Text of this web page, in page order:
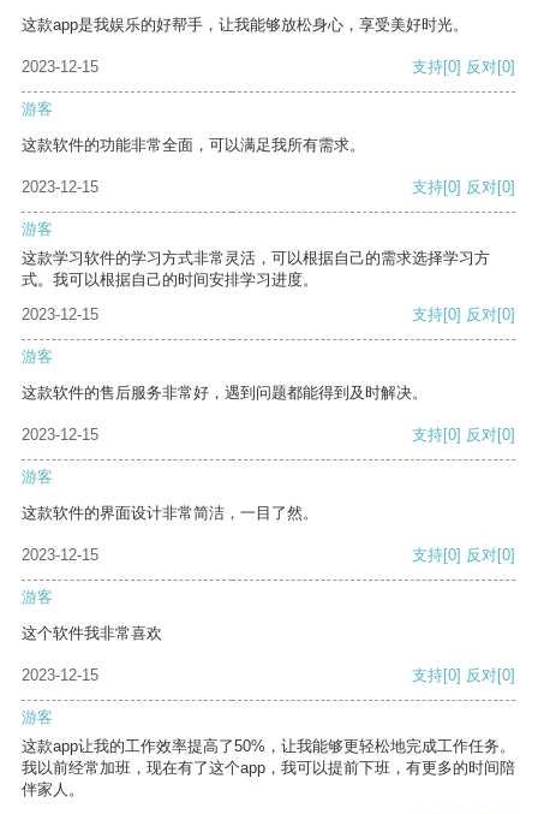
这款app是我娱乐的好帮手，让我能够放松身心，享受美好时光。
2023-12-15 支持[0] 反对[0]
游客
这款软件的功能非常全面，可以满足我所有需求。
2023-12-15 支持[0] 反对[0]
游客
这款学习软件的学习方式非常灵活，可以根据自己的需求选择学习方
式。我可以根据自己的时间安排学习进度。
2023-12-15
支持[0] 反对[0]
游客
这款软件的售后服务非常好，遇到问题都能得到及时解决。
2023-12-15 支持[0] 反对[0]
游客
这款软件的界面设计非常简洁，一目了然。
2023-12-15 支持[0] 反对[0]
游客
这个软件我非常喜欢
2023-12-15 支持[0] 反对[0]
游客
这款app让我的工作效率提高了50%，让我能够更轻松地完成工作任务。
我以前经常加班，现在有了这个app，我可以提前下班，有更多的时间陪
伴家人。